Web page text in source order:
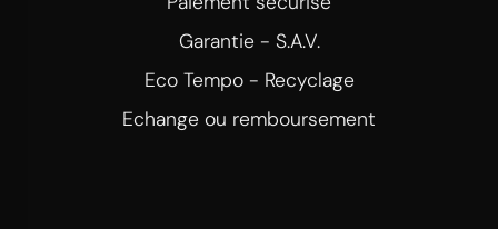
Garantie - S.A.V.
Eco Tempo - Recyclage
Echange ou remboursement